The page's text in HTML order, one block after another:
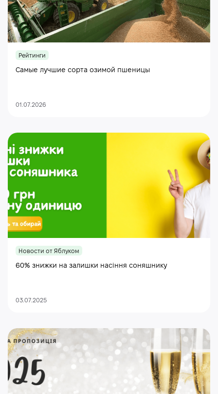
Рейтинги
Самые лучшие сорта озимой пшеницы
01.07.2026
Новости от Яблуком
60% знижки на залишки насіння соняшнику
03.07.2025